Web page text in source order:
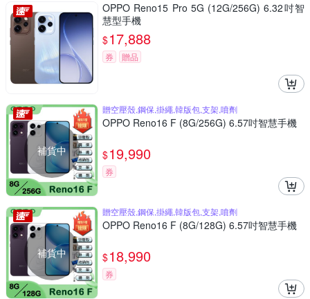
OPPO Reno15 Pro 5G (12G/256G) 6.32吋智
慧型手機
$17,888
券 贈品
補貨中
贈空壓殼,鋼保,掛繩,韓版包,支架,噴劑
OPPO Reno16 F (8G/256G) 6.57吋智慧手機
$19,990
券
補貨中
贈空壓殼,鋼保,掛繩,韓版包,支架,噴劑
OPPO Reno16 F (8G/128G) 6.57吋智慧手機
$18,990
券